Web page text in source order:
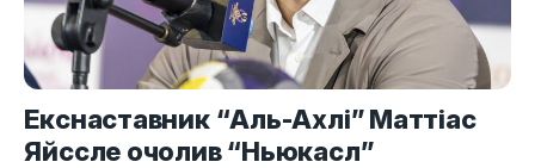
Екснаставник “Аль-Ахлі” Маттіас
Яйссле очолив “Ньюкасл”